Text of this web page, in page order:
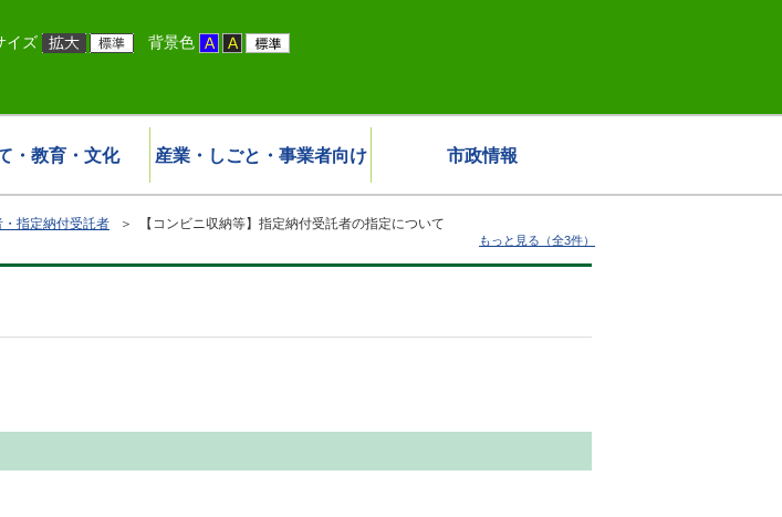
イズ 背景色
・教育・文化 産業・しごと・事業者向け 市政情報
指定納付受託者 ＞ 【コンビニ収納等】指定納付受託者の指定について
もっと見る（全3件）